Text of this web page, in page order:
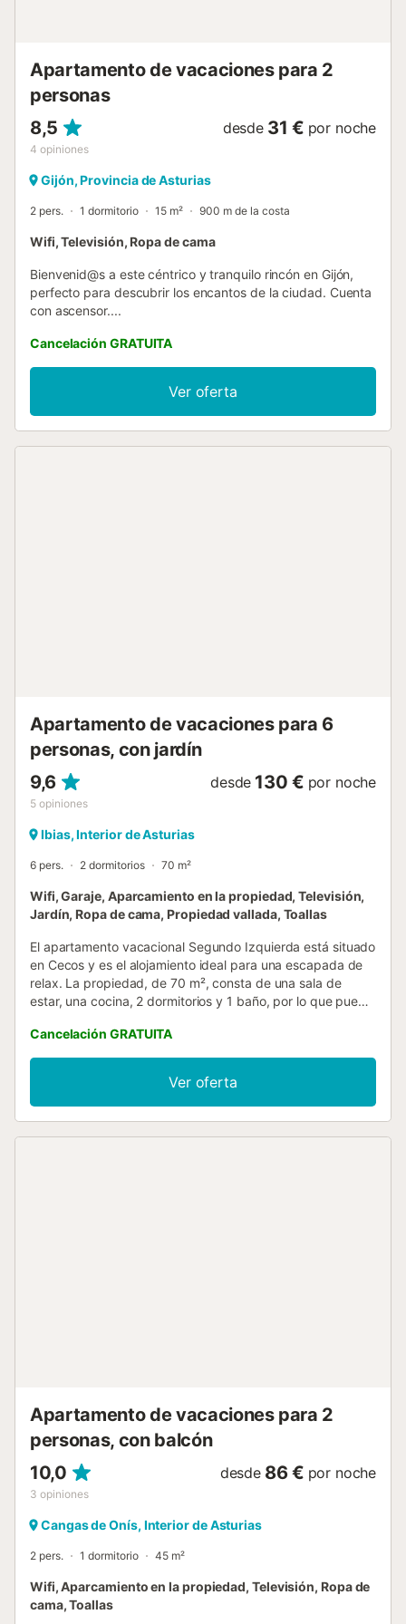
Apartamento de vacaciones para 2
personas
8,5
4 opiniones
desde 31 € por noche
Gijón, Provincia de Asturias
2 pers. 1 dormitorio 15 m² 900 m de la costa
Wifi, Televisión, Ropa de cama
Bienvenid@s a este céntrico y tranquilo rincón en Gijón,
perfecto para descubrir los encantos de la ciudad. Cuenta
con ascensor....
Cancelación GRATUITA
Ver oferta
Apartamento de vacaciones para 6
personas, con jardín
9,6
5 opiniones
desde 130 € por noche
Ibias, Interior de Asturias
6 pers. 2 dormitorios 70 m²
Wifi, Garaje, Aparcamiento en la propiedad, Televisión,
Jardín, Ropa de cama, Propiedad vallada, Toallas
El apartamento vacacional Segundo Izquierda está situado
en Cecos y es el alojamiento ideal para una escapada de
relax. La propiedad, de 70 m², consta de una sala de
estar, una cocina, 2 dormitorios y 1 baño, por lo que puede
Wi-Fi de alta velocidad (apto para videollamadas) y una
lavadora. Este alquiler vacacional cuenta con un jardín
compartido, perfecto para disfrutar de una experiencia
tranquila y rejuvenecedora. Los enlaces de transporte
público se encuentran a poca distancia a pie. Hay 3
Cancelación GRATUITA
Ver oferta
Apartamento de vacaciones para 2
personas, con balcón
10,0
3 opiniones
desde 86 € por noche
Cangas de Onís, Interior de Asturias
2 pers. 1 dormitorio 45 m²
Wifi, Aparcamiento en la propiedad, Televisión, Ropa de
cama, Toallas